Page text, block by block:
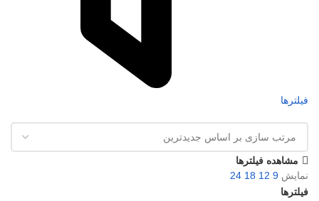
فیلترها
مشاهده فیلترها
نمایش 9
12
18
24
فیلترها